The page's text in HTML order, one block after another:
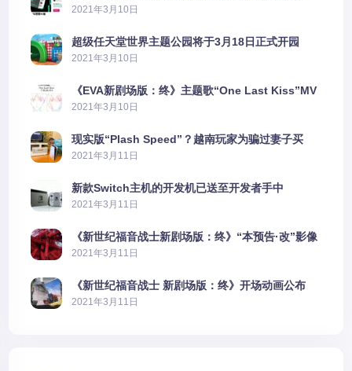
2606%
2021年3月10日
超级任天堂世界主题公园将于3月18日正式开园
2021年3月10日
《EVA新剧场版：终》主题歌“One Last Kiss”MV
公布
2021年3月10日
现实版“Plash Speed”？越南玩家为骗过妻子买
PS5上演好戏
2021年3月11日
新款Switch主机的开发机已送至开发者手中
2021年3月11日
《新世纪福音战士新剧场版：终》“本预告·改”影像
公开
2021年3月11日
《新世纪福音战士 新剧场版：终》开场动画公布
2021年3月11日